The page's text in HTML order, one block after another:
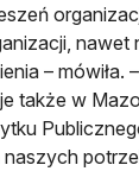
– mówiła.
także w